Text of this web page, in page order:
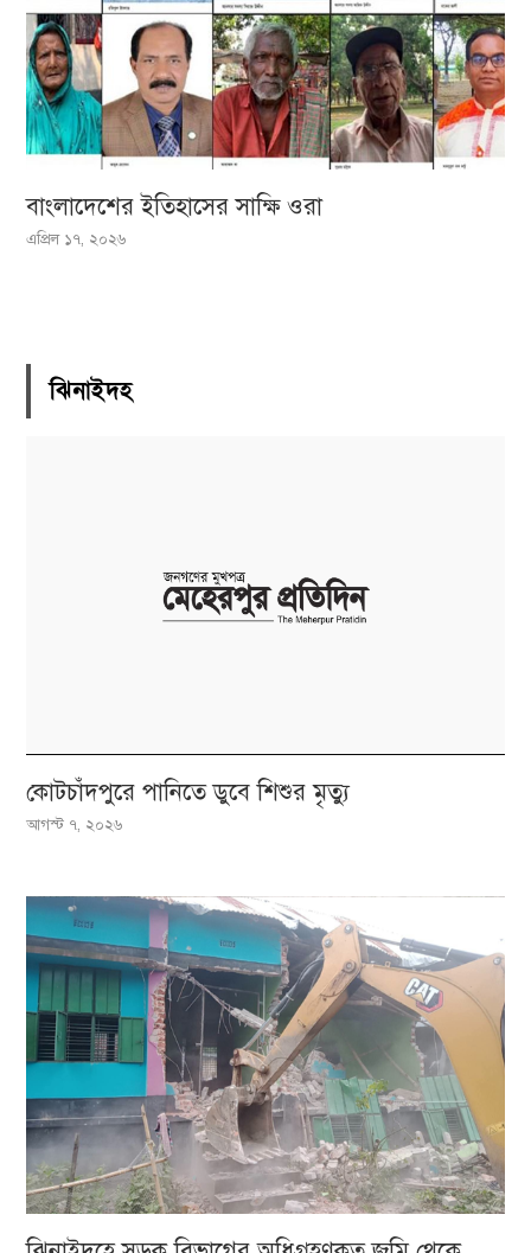
বাংলাদেশের ইতিহাসের সাক্ষি ওরা
এপ্রিল ১৭, ২০২৬
ঝিনাইদহ
কোটচাঁদপুরে পানিতে ডুবে শিশুর মৃত্যু
আগস্ট ৭, ২০২৬